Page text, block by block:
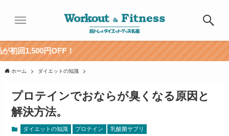
！
ホーム ダイエットの知識
プロテインでおならが臭くなる原因と
解決方法。
ダイエットの知識 プロテイン 乳酸菌サプリ